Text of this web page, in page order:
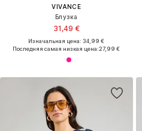
VIVANCE
Блузка
31,49 €
Изначальная цена: 34,99 €
Последняя самая низкая цена:27,99 €